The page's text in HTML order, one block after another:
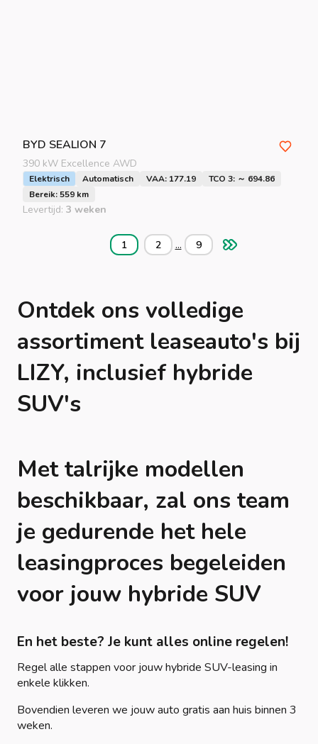
BYD SEALION 7
390 kW Excellence AWD
Elektrisch Automatisch VAA: 177.19
TCO 3: ～ 694.86
Bereik: 559 km
Levertijd: 3 weken
1 2 ... 9
Ontdek ons volledige
assortiment leaseauto's bij
LIZY, inclusief hybride
SUV's
Met talrijke modellen
beschikbaar, zal ons team
je gedurende het hele
leasingproces begeleiden
voor jouw hybride SUV
En het beste? Je kunt alles online regelen!
Regel alle stappen voor jouw hybride SUV-leasing in
enkele klikken.
Bovendien leveren we jouw auto gratis aan huis binnen 3
weken.